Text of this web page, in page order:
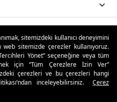
sitemizdeki kullanıcı deneyimini
sitemizde çerezler kullanıyoruz.
Yönet” seçeneğine veya tüm
için “Tüm Çerezlere İzin Ver”
çerezleri ve bu çerezleri hangi
inceleyebilirsiniz.
Çerez